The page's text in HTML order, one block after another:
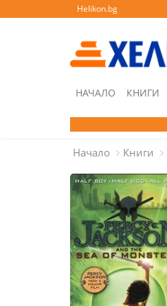
Helikon.bg
НАЧАЛО КНИГИ
Начало Книги